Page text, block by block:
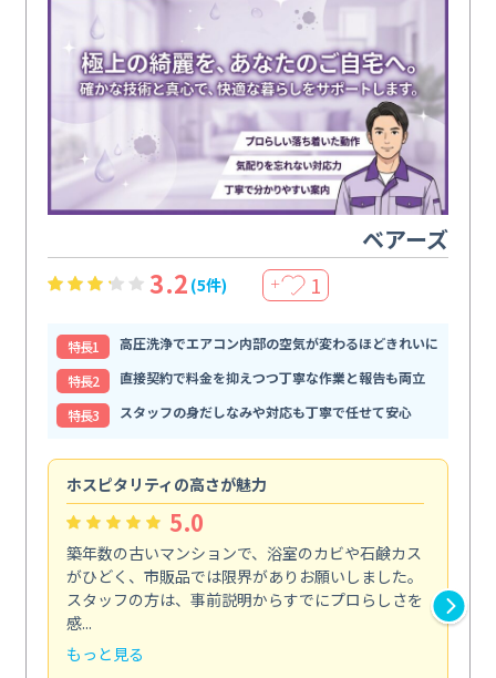
ベアーズ
3.2 (5件) ＋ 1
特⻑1
高圧洗浄でエアコン内部の空気が変わるほどきれいに
特⻑2
直接契約で料金を抑えつつ丁寧な作業と報告も両立
特⻑3
スタッフの身だしなみや対応も丁寧で任せて安心
ホスピタリティの高さが魅力
5.0
築年数の古いマンションで、浴室のカビや石鹸カス
がひどく、市販品では限界がありお願いしました。
スタッフの方は、事前説明からすでにプロらしさを
感...
もっと見る